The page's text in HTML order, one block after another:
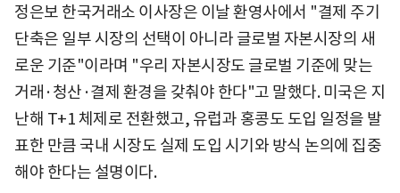
정은보 한국거래소 이사장은 이날 환영사에서 "결제 주기
단축은 일부 시장의 선택이 아니라 글로벌 자본시장의 새
로운 기준"이라며 "우리 자본시장도 글로벌 기준에 맞는
거래·청산·결제 환경을 갖춰야 한다"고 말했다. 미국은 지
난해 T+1 체제로 전환했고, 유럽과 홍콩도 도입 일정을 발
표한 만큼 국내 시장도 실제 도입 시기와 방식 논의에 집중
해야 한다는 설명이다.